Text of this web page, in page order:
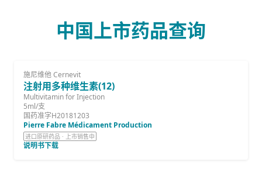
中国上市药品查询
施尼维他 Cernevit
注射用多种维生素(12)
Multivitamin for Injection
5ml/支
国药准字H20181203
Pierre Fabre Médicament Production
进口原研药品 · 上市销售中
说明书下载